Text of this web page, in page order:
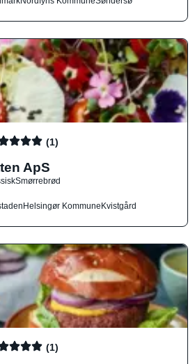
(1)
ApS
Smørrebrød
Helsingør KommuneKvistgård
(1)